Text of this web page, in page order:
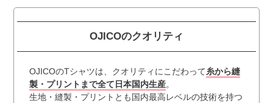
OJICOのクオリティ
OJICOのTシャツは、クオリティにこだわって糸から縫
製・プリントまで全て日本国内生産。
生地・縫製・プリントとも国内最高レベルの技術を持つ